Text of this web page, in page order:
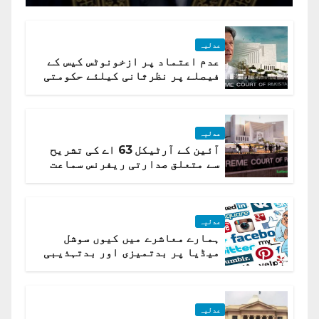
عدلیہ
عدم اعتماد پر ازخونوٹس کیس کے
فیصلے پر نظرثانی کیلئے حکومتی
عدلیہ
آئین کے آرٹیکل 63 اے کی تشریح
سے متعلق صدارتی ریفرنس سماعت
عدلیہ
ہمارے معاشرے میں کیوں سوشل
میڈیا پر بدتمیزی اور بدتہذیبی
عدلیہ